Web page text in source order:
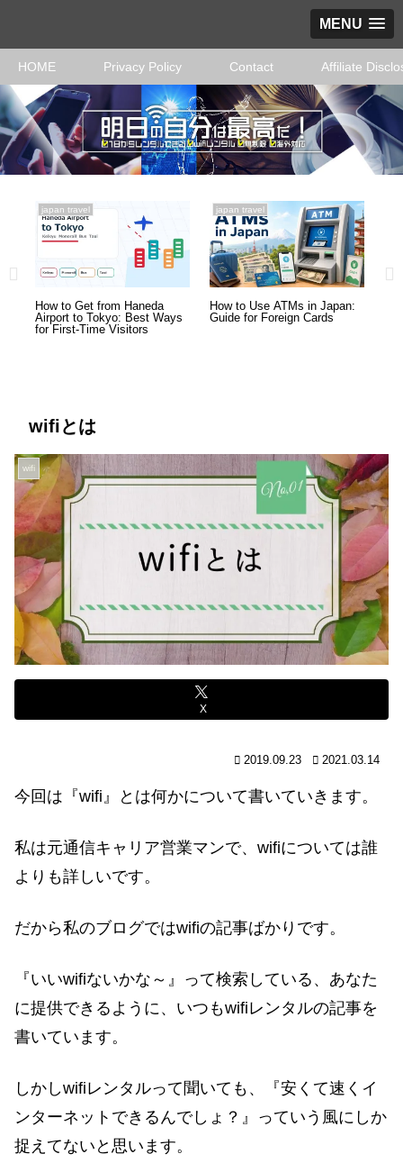
MENU
HOME Privacy Policy Contact Affiliate
japan travel
How to Get from Haneda
Airport to Tokyo: Best Ways
for First-Time Visitors
japan travel
How to Use ATMs in Japan:
Guide for Foreign Cards
wifiとは
wifi
X
2019.09.23 2021.03.14
今回は『wifi』とは何かについて書いていきます。
私は元通信キャリア営業マンで、wifiについては誰
よりも詳しいです。
だから私のブログではwifiの記事ばかりです。
『いいwifiないかな～』って検索している、あなた
に提供できるように、いつもwifiレンタルの記事を
書いています。
しかしwifiレンタルって聞いても、『安くて速くイ
ンターネットできるんでしょ？』っていう風にしか
捉えてないと思います。